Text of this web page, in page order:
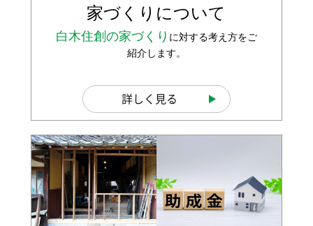
家づくりについて
白木住創の家づくり に対する考え方をご
紹介します。
詳しく見る